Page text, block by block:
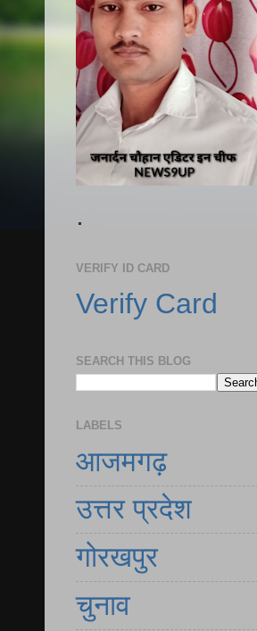
.
VERIFY ID CARD
Verify Card
SEARCH THIS BLOG
LABELS
आजमगढ़
उत्तर प्रदेश
गोरखपुर
चुनाव